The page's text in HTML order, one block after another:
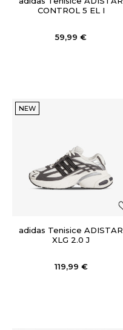
CONTROL 5 EL I
59,99 €
NEW
adidas Tenisice ADISTAR
XLG 2.0 J
119,99 €